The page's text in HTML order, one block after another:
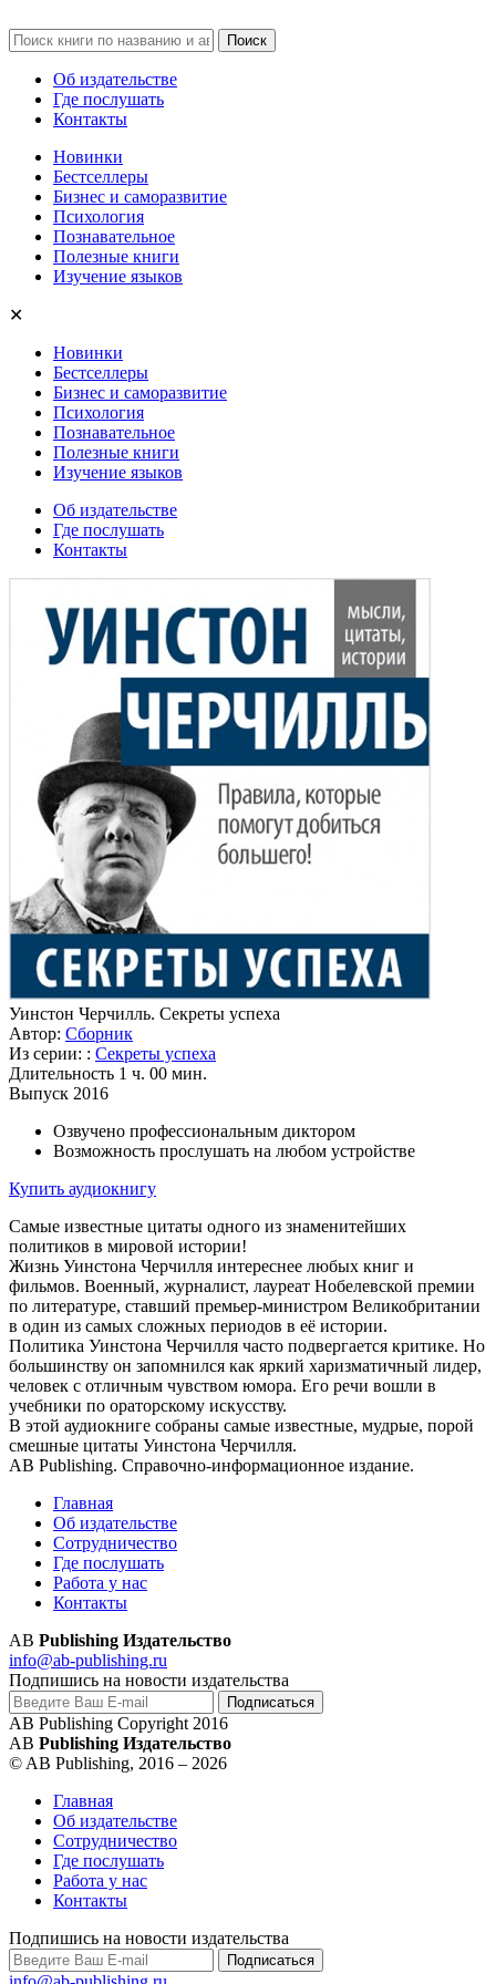
Об издательстве
Где послушать
Контакты
Новинки
Бестселлеры
Бизнес и саморазвитие
Психология
Познавательное
Полезные книги
Изучение языков
✕
Новинки
Бестселлеры
Бизнес и саморазвитие
Психология
Познавательное
Полезные книги
Изучение языков
Об издательстве
Где послушать
Контакты
Уинстон Черчилль. Секреты успеха
Автор: Сборник
Из серии: : Секреты успеха
Длительность 1 ч. 00 мин.
Выпуск 2016
Озвучено профессиональным диктором
Возможность прослушать на любом устройстве
Купить аудиокнигу
Самые известные цитаты одного из знаменитейших
политиков в мировой истории!
Жизнь Уинстона Черчилля интереснее любых книг и
фильмов. Военный, журналист, лауреат Нобелевской премии
по литературе, ставший премьер-министром Великобритании
в один из самых сложных периодов в её истории.
Политика Уинстона Черчилля часто подвергается критике. Но
большинству он запомнился как яркий харизматичный лидер,
человек с отличным чувством юмора. Его речи вошли в
учебники по ораторскому искусству.
В этой аудиокниге собраны самые известные, мудрые, порой
смешные цитаты Уинстона Черчилля.
AB Publishing. Справочно-информационное издание.
Главная
Об издательстве
Сотрудничество
Где послушать
Работа у нас
Контакты
AB Publishing Издательство
info@ab-publishing.ru
Подпишись на новости издательства
AB Publishing Copyright 2016
AB Publishing Издательство
© AB Publishing, 2016 – 2026
Главная
Об издательстве
Сотрудничество
Где послушать
Работа у нас
Контакты
Подпишись на новости издательства